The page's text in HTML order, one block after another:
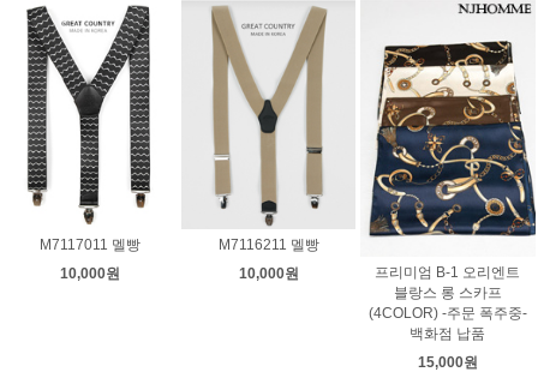
M7117011 멜빵
10,000원
M7116211 멜빵
10,000원
프리미엄 B-1 오리엔트
블랑스 롱 스카프
(4COLOR) -주문 폭주중-
백화점 납품
15,000원